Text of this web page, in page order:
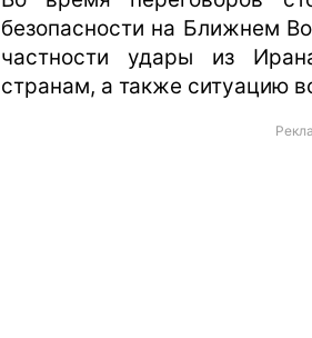
безопасности на Ближнем
частности удары из
странам, а также ситуацию